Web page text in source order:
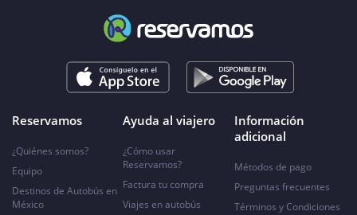
Reservamos
¿Quiénes somos?
Equipo
Destinos de Autobús en
México
Ayuda al viajero
¿Cómo usar
Reservamos?
Factura tu compra
Viajes en autobús
Información
adicional
Métodos de pago
Preguntas frecuentes
Términos y Condiciones